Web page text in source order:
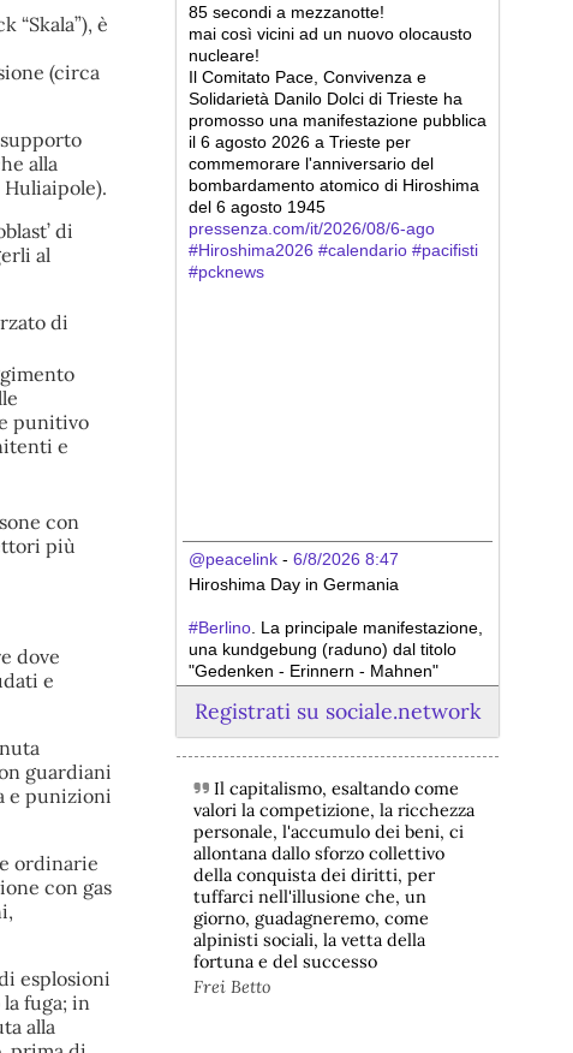
“Skala”), è
(circa
alla
Huliaipole).
di
al
di
punitivo
e
con
più
dove
e
guardiani
e punizioni
ordinarie
con gas
esplosioni
fuga; in
alla
85 secondi a mezzanotte!
mai così vicini ad un nuovo olocausto
nucleare!
Il Comitato Pace, Convivenza e
Solidarietà Danilo Dolci di Trieste ha
promosso una manifestazione pubblica
il 6 agosto 2026 a Trieste per
commemorare l'anniversario del
bombardamento atomico di Hiroshima
del 6 agosto 1945
pressenza.com/it/2026/08/6-ago
#Hiroshima2026 #calendario #pacifisti
#pcknews
@peacelink - 6/8/2026 8:47
Hiroshima Day in Germania
#Berlino. La principale manifestazione,
una kundgebung (raduno) dal titolo
"Gedenken - Erinnern - Mahnen"
(Ricordare - Memoria - Monito), si
terrà alle 17:00 presso la Campana
della Pace nel Volkspark Friedrichshain
. La giornata è iniziata con il suono
della campana alle 8:15, l'ora dello
sgancio della bomba su Hiroshima. Alle
21:00, una cerimonia con luci della
pace si terrà presso il Giardino
Giapponese a Berlino-
Hohenschönhausen.
#Hiroshima2026 #Germania
@peacelink - 6/8/2026 8:44
Hiroshima Day in Germania
#Hannover
Registrati su sociale.network
Il capitalismo, esaltando come
valori la competizione, la ricchezza
personale, l'accumulo dei beni, ci
allontana dallo sforzo collettivo
della conquista dei diritti, per
tuffarci nell'illusione che, un
giorno, guadagneremo, come
alpinisti sociali, la vetta della
fortuna e del successo
Frei Betto